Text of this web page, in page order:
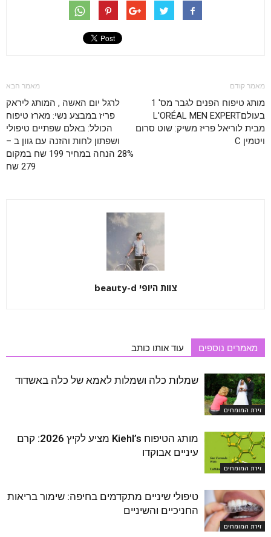
מאמר קודם
מותג טיפוח הפנים לגבר מס' 1
בעולםL'ORÉAL MEN EXPERT
מבית לוריאל פריז משיק: שוט סרום
ויטמין C
מאמר הבא
לרגל יום האשה , המותג ליראק
פריז במבצע נשי: מארז טיפוח
הכולל: באלם שפתיים טיפולי
ושפתון לחות והזנה עם גוון ב –
28% הנחה במחיר 199 שח במקום
279 שח
צוות היופי beauty-d
מאמרים נוספים עוד אותו כותב
זירת המומחים
שמלות כלה ושמלות לאמא של כלה באשדוד
זירת המומחים
מותג הטיפוח Kiehl’s מציע לקיץ 2026: קרם
עיניים אבוקדו
זירת המומחים
טיפולי שיניים מתקדמים בחיפה: שימור בריאות
החניכיים והשיניים